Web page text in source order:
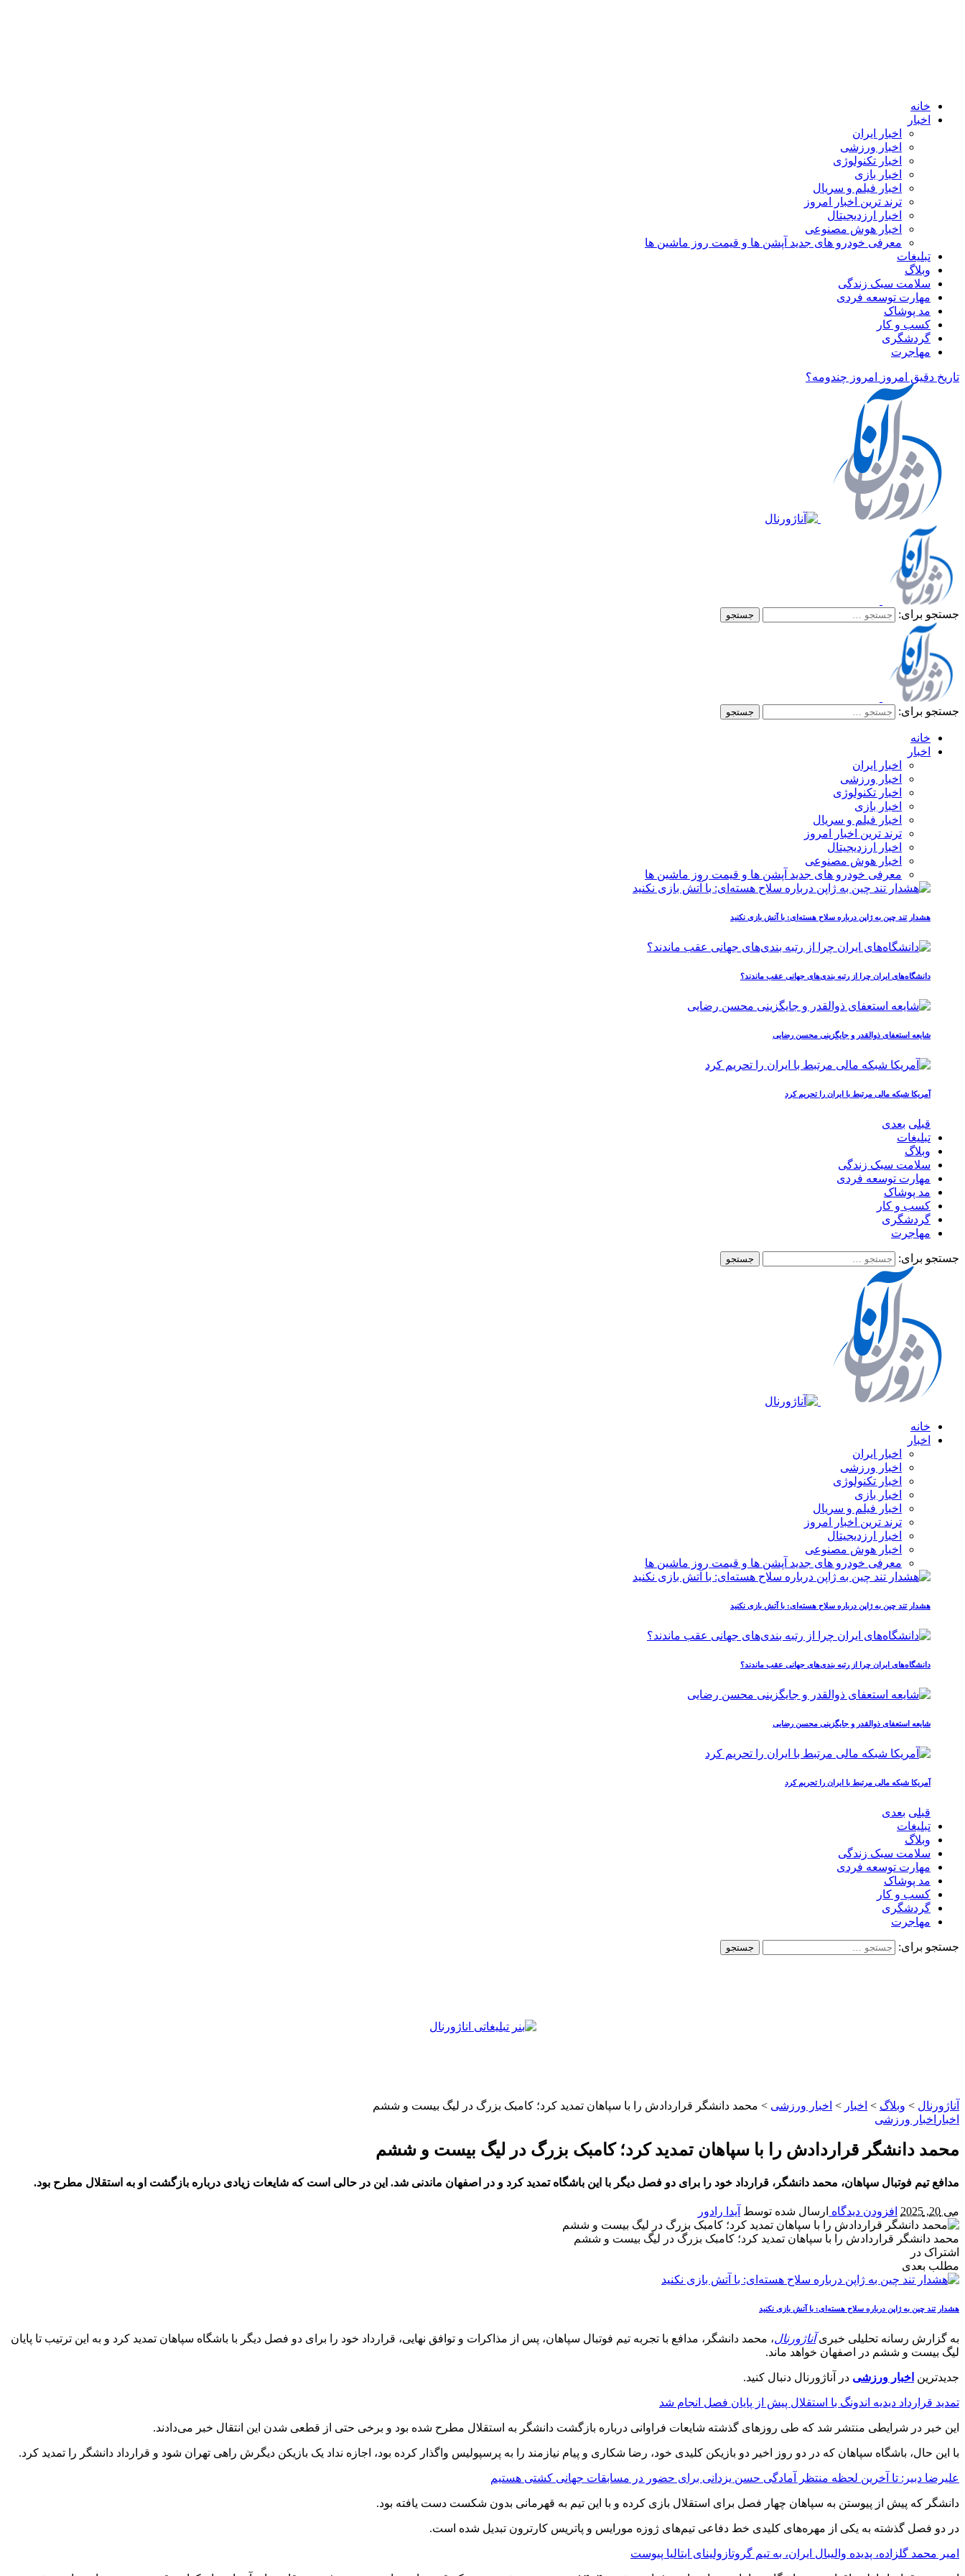
خانه
اخبار
اخبار ایران
اخبار ورزشی
اخبار تکنولوژی
اخبار بازی
اخبار فیلم و سریال
ترند ترین اخبار امروز
اخبار ارزدیجیتال
اخبار هوش مصنوعی
معرفی خودرو های جدید آپشن‌ ها و قیمت روز ماشین‌ ها
تبلیغات
وبلاگ
سلامت سبک زندگی
مهارت توسعه فردی
مد پوشاک
کسب و کار
گردشگری
مهاجرت
تاریخ دقیق امروز امروز چندومه؟
جستجو برای:
جستجو برای:
خانه
اخبار
اخبار ایران
اخبار ورزشی
اخبار تکنولوژی
اخبار بازی
اخبار فیلم و سریال
ترند ترین اخبار امروز
اخبار ارزدیجیتال
اخبار هوش مصنوعی
معرفی خودرو های جدید آپشن‌ ها و قیمت روز ماشین‌ ها
هشدار تند چین به ژاپن درباره سلاح هسته‌ای: با آتش بازی نکنید
دانشگاه‌های ایران چرا از رتبه‌ بندی‌های جهانی عقب ماندند؟
شایعه استعفای ذوالقدر و جایگزینی محسن رضایی
آمریکا شبکه مالی مرتبط با ایران را تحریم کرد
قبلی بعدی
تبلیغات
وبلاگ
سلامت سبک زندگی
مهارت توسعه فردی
مد پوشاک
کسب و کار
گردشگری
مهاجرت
جستجو برای:
خانه
اخبار
اخبار ایران
اخبار ورزشی
اخبار تکنولوژی
اخبار بازی
اخبار فیلم و سریال
ترند ترین اخبار امروز
اخبار ارزدیجیتال
اخبار هوش مصنوعی
معرفی خودرو های جدید آپشن‌ ها و قیمت روز ماشین‌ ها
هشدار تند چین به ژاپن درباره سلاح هسته‌ای: با آتش بازی نکنید
دانشگاه‌های ایران چرا از رتبه‌ بندی‌های جهانی عقب ماندند؟
شایعه استعفای ذوالقدر و جایگزینی محسن رضایی
آمریکا شبکه مالی مرتبط با ایران را تحریم کرد
قبلی بعدی
تبلیغات
وبلاگ
سلامت سبک زندگی
مهارت توسعه فردی
مد پوشاک
کسب و کار
گردشگری
مهاجرت
جستجو برای:
آناژورنال > وبلاگ > اخبار > اخبار ورزشی > محمد دانشگر قراردادش را با سپاهان تمدید کرد؛ کامبک بزرگ در لیگ بیست و ششم
اخبار اخبار ورزشی
محمد دانشگر قراردادش را با سپاهان تمدید کرد؛ کامبک بزرگ در لیگ بیست و ششم
مدافع تیم فوتبال سپاهان، محمد دانشگر، قرارداد خود را برای دو فصل دیگر با این باشگاه تمدید کرد و در اصفهان ماندنی شد. این در حالی است که شایعات زیادی درباره بازگشت او به استقلال مطرح بود.
می 20, 2025 افزودن دیدگاه ارسال شده توسط آیدا رادور
محمد دانشگر قراردادش را با سپاهان تمدید کرد؛ کامبک بزرگ در لیگ بیست و ششم
اشتراک در
مطلب بعدی
هشدار تند چین به ژاپن درباره سلاح هسته‌ای: با آتش بازی نکنید
به گزارش رسانه تحلیلی خبریآناژورنال، محمد دانشگر، مدافع با تجربه تیم فوتبال سپاهان، پس از مذاکرات و توافق نهایی، قرارداد خود را برای دو فصل دیگر با باشگاه سپاهان تمدید کرد و به این ترتیب تا پایان
لیگ بیست و ششم در اصفهان خواهد ماند.
جدیدترین اخبار ورزشی در آناژورنال دنبال کنید.
تمدید قرارداد دیدیه اندونگ با استقلال پیش از پایان فصل انجام شد
این خبر در شرایطی منتشر شد که طی روزهای گذشته شایعات فراوانی درباره بازگشت دانشگر به استقلال مطرح شده بود و برخی حتی از قطعی شدن این انتقال خبر می‌دادند.
با این حال، باشگاه سپاهان که در دو روز اخیر دو بازیکن کلیدی خود، رضا شکاری و پیام نیازمند را به پرسپولیس واگذار کرده بود، اجازه نداد یک بازیکن دیگرش راهی تهران شود و قرارداد دانشگر را تمدید کرد.
علیرضا دبیر: تا آخرین لحظه منتظر آمادگی حسن یزدانی برای حضور در مسابقات جهانی کشتی هستیم
دانشگر که پیش از پیوستن به سپاهان چهار فصل برای استقلال بازی کرده و با این تیم به قهرمانی بدون شکست دست یافته بود.
در دو فصل گذشته به یکی از مهره‌های کلیدی خط دفاعی تیم‌های ژوزه مورایس و پاتریس کارترون تبدیل شده است.
امیر محمد گلزاده، پدیده والیبال ایران، به تیم گروتازولینای ایتالیا پیوست